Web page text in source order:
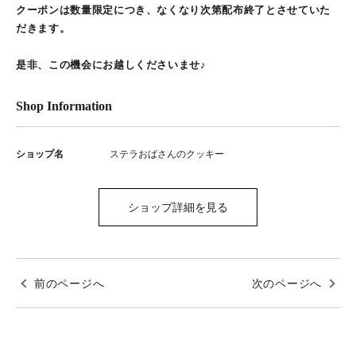
クーポンは数量限定につき、なくなり次第配布終了とさせていた
だきます。
是非、この機会にお越しくださいませ♪
Shop Information
ショップ名 ステラおばさんのクッキー
ショップ詳細を見る
前のページへ 次のページへ